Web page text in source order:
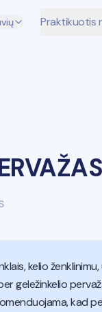
Praktikuotis
kelio
geležinkelio
kad